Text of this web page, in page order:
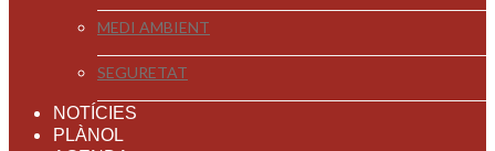
MEDI AMBIENT
SEGURETAT
NOTÍCIES
PLÀNOL